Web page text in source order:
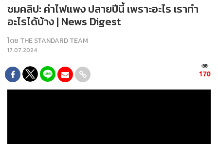
ชมคลิป: ค่าไฟแพง ปลายปีนี้ เพราะอะไร เราทำ
อะไรได้บ้าง | News Digest
โดย THE STANDARD TEAM
17.07.2024
170